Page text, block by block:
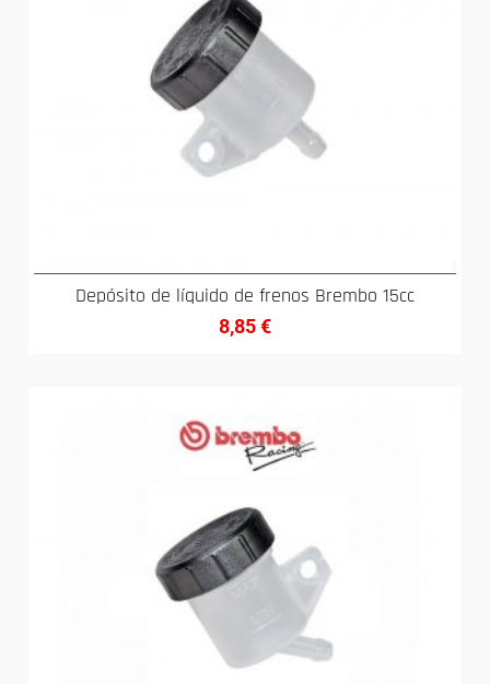
Depósito de líquido de frenos Brembo 15cc
8,85€